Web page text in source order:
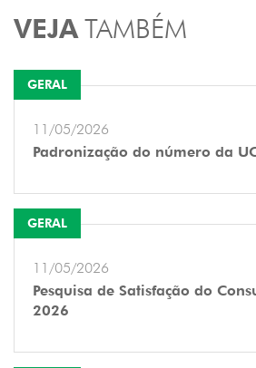
VEJATAMBÉM
GERAL
11/05/2026
Padronização do número da
GERAL
11/05/2026
Pesquisa de Satisfação do
2026